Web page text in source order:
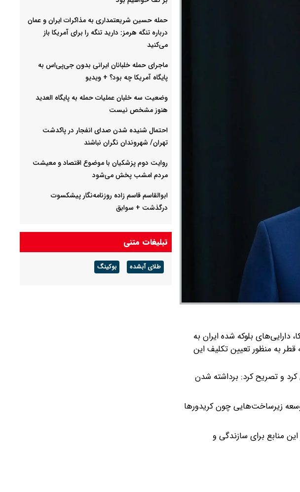
دارایی‌های بلوکه شده ایران به
قطر به منظور تعیین تکلیف این
که قرار است آزاد شود را احتمالا ۲۵ میلیارد دلار عنوان کرد و تصریح کرد: برداشته شدن
زیرساخت‌هایی چون کریدورها
منابع برای سازندگی و
حمله حسین شریعتمداری به مذاکرات ایران و عمان
درباره تنگه هرمز: دارید تنگه را برای آمریکا باز
می‌کنید
ماجرای حمله خلبانان ایرانی بدون جی‌پی‌اس به
پایگاه آمریکا چه بود؟ + ویدیو
وضعیت سه خلبان عملیات حمله به پایگاه العدید
هنوز مشخص نیست
احتمال شنیده شدن صدای انفجار در پاکدشت
تهران/ شهروندان نگران نباشند
روایت دوم پزشکیان با موضوع اقتصاد و معیشت
مردم امشب پخش می‌شود
ابوالقاسم قاسم زاده روزنامه‌نگار پیشکسوت
درگذشت + سوابق
گذشته در آمادگی بسیار مناسبی قرار دارد
ارتباط سربازان آمریکایی با بنی‌صدر
تبلیغات متنی
طلای آبشده بوکینگ